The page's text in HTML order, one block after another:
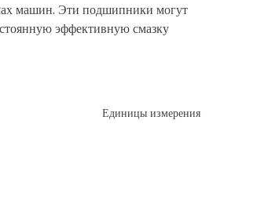
машин. Эти подшипники могут
эффективную смазку
Единицы измерения